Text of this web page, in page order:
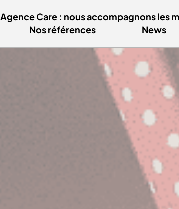
Agence Care : nous accompagnons les
Nos références News